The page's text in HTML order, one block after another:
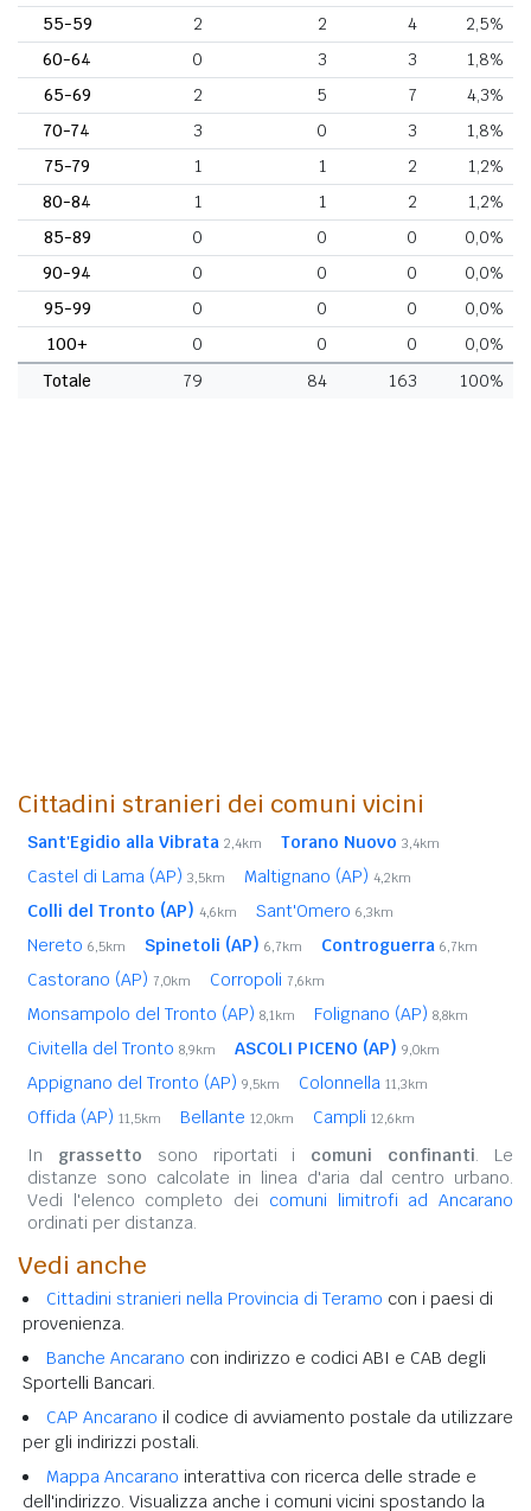
55-59
2 2 4
2,5%
60-64
0 3 3
1,8%
65-69
2 5 7
4,3%
70-74
3 0 3
1,8%
75-79
1 1 2
1,2%
80-84
1 1 2
1,2%
85-89
0 0 0
0,0%
90-94
0 0 0
0,0%
95-99
0 0 0
0,0%
100+
0 0 0
0,0%
Totale
79 84 163 100%
Cittadini stranieri dei comuni vicini
Sant'Egidio alla Vibrata 2,4km Torano Nuovo 3,4km
Castel di Lama (AP) 3,5km Maltignano (AP) 4,2km
Colli del Tronto (AP) 4,6km Sant'Omero 6,3km
Nereto 6,5km Spinetoli (AP) 6,7km Controguerra 6,7km
Castorano (AP) 7,0km Corropoli 7,6km
Monsampolo del Tronto (AP) 8,1km Folignano (AP) 8,8km
Civitella del Tronto 8,9km ASCOLI PICENO (AP) 9,0km
Appignano del Tronto (AP) 9,5km Colonnella 11,3km
Offida (AP) 11,5km Bellante 12,0km Campli 12,6km
In grassetto sono riportati i comuni confinanti. Le
distanze sono calcolate in linea d'aria dal centro urbano.
Vedi l'elenco completo dei comuni limitrofi ad Ancarano
ordinati per distanza.
Vedi anche
Cittadini stranieri nella Provincia di Teramo con i paesi di
provenienza.
Banche Ancarano con indirizzo e codici ABI e CAB degli
Sportelli Bancari.
CAP Ancarano il codice di avviamento postale da utilizzare
per gli indirizzi postali.
Mappa Ancarano interattiva con ricerca delle strade e
dell'indirizzo. Visualizza anche i comuni vicini spostando la